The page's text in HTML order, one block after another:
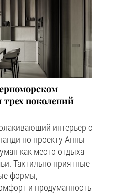
трех поколений
интерьер с
по проекту Анны
как место отдыха
Тактильно приятные
формы,
и продуманность